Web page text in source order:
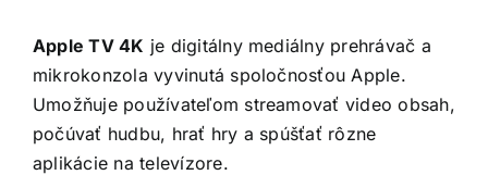
Apple TV 4K je digitálny mediálny prehrávač a
mikrokonzola vyvinutá spoločnosťou Apple.
Umožňuje používateľom streamovať video obsah,
počúvať hudbu, hrať hry a spúšťať rôzne
aplikácie na televízore.